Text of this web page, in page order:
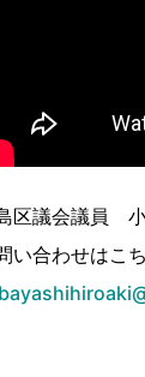
区議会議員 小
い合わせはこ